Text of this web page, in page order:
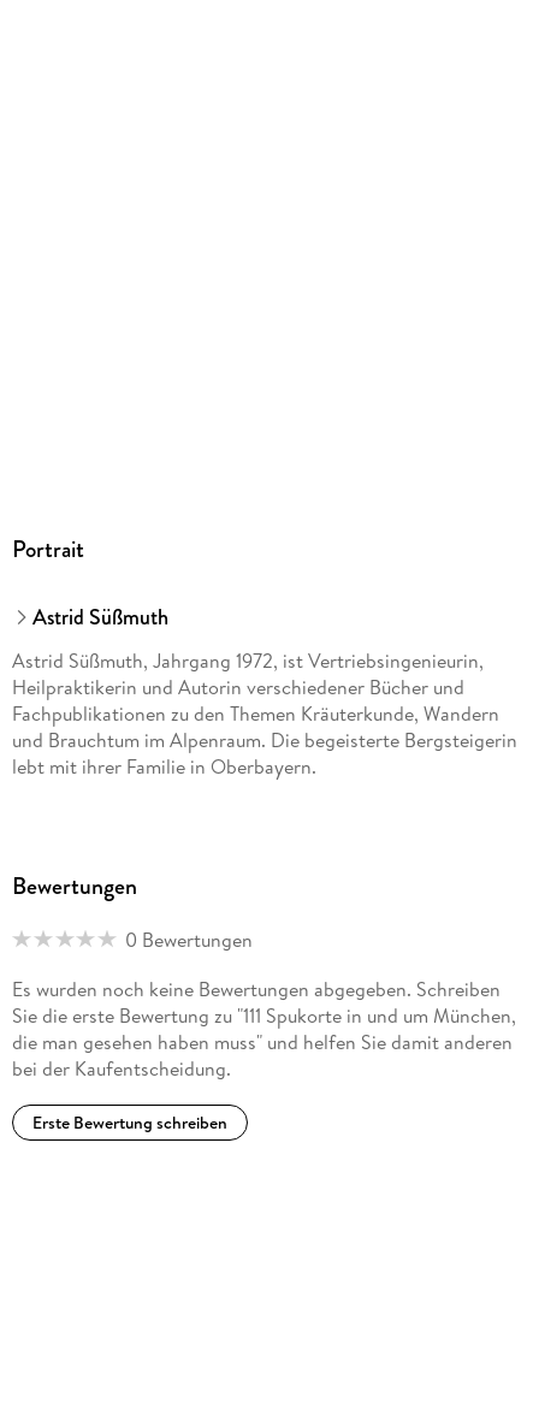
Portrait
Astrid Süßmuth
Astrid Süßmuth, Jahrgang 1972, ist Vertriebsingenieurin,
Heilpraktikerin und Autorin verschiedener Bücher und
Fachpublikationen zu den Themen Kräuterkunde, Wandern
und Brauchtum im Alpenraum. Die begeisterte Bergsteigerin
lebt mit ihrer Familie in Oberbayern.
Bewertungen
0 Bewertungen
Es wurden noch keine Bewertungen abgegeben. Schreiben
Sie die erste Bewertung zu "111 Spukorte in und um München,
die man gesehen haben muss" und helfen Sie damit anderen
bei der Kaufentscheidung.
Erste Bewertung schreiben